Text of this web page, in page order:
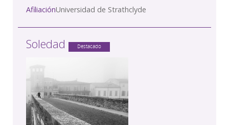
AfiliaciónUniversidad de Strathclyde
Soledad Destacado